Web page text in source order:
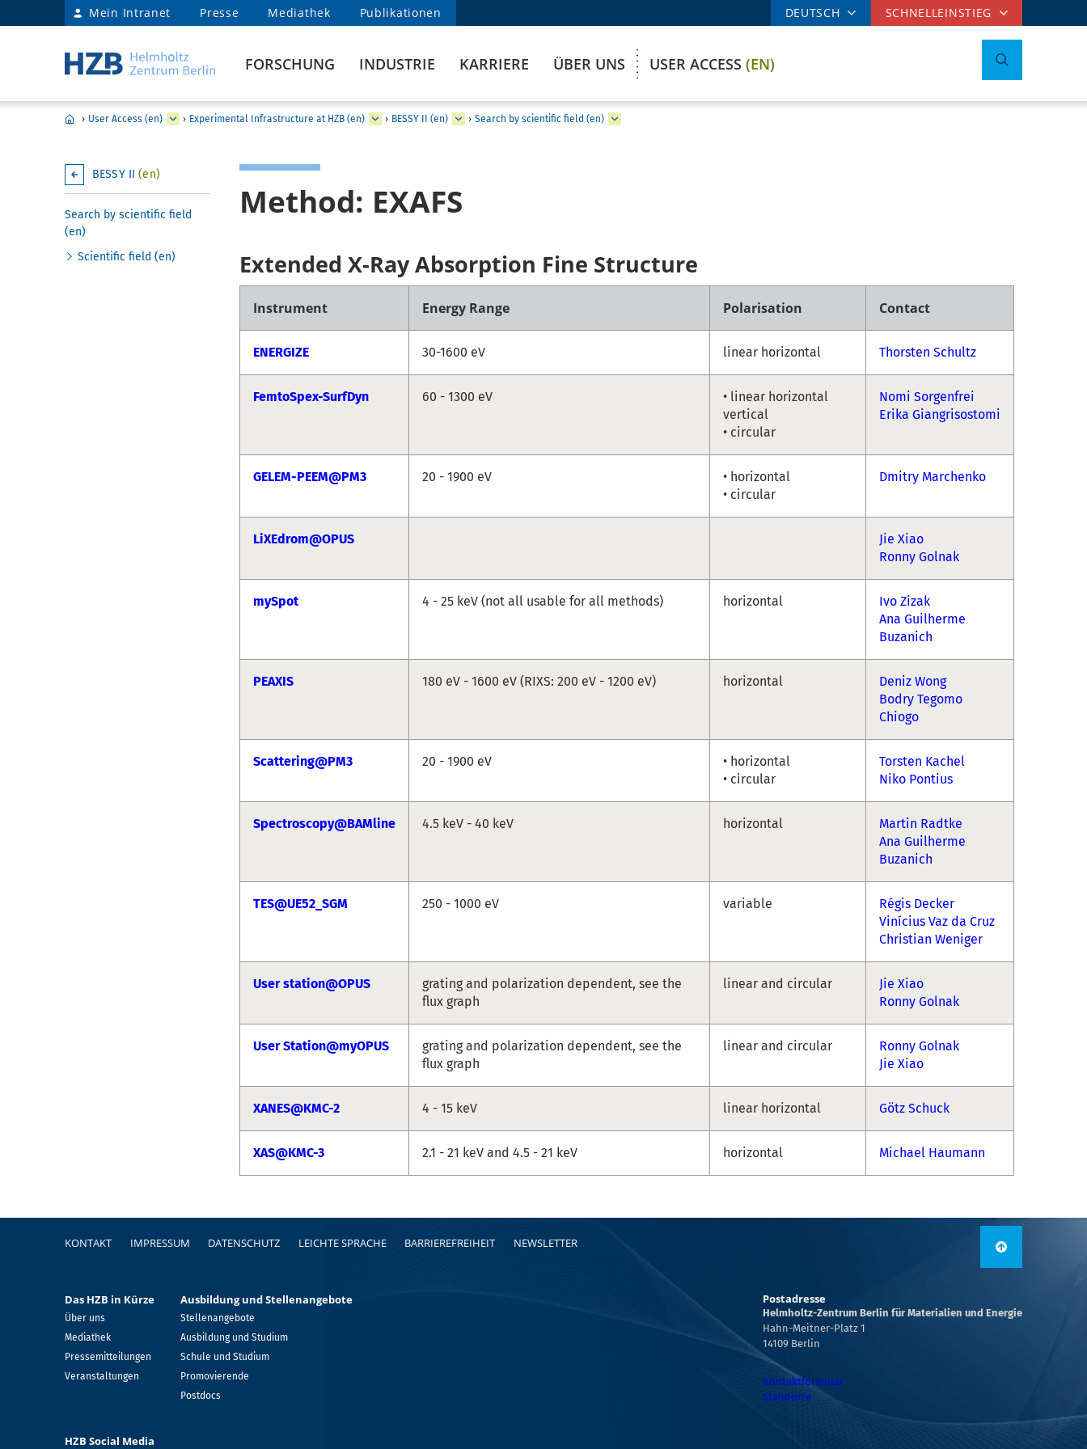
Mein Intranet Presse Mediathek Publikationen DEUTSCH SCHNELLEINSTIEG
FORSCHUNG INDUSTRIE KARRIERE ÜBER UNS USER ACCESS (EN)
› User Access (en) › Experimental Infrastructure at HZB (en) › BESSY II (en) › Search by scientific field (en)
BESSY II(en)
Search by scientific field
(en)
Scientific field (en)
Method: EXAFS
Extended X-Ray Absorption Fine Structure
Instrument Energy Range Polarisation Contact
ENERGIZE 30-1600 eV linear horizontal Thorsten Schultz
FemtoSpex-SurfDyn 60 - 1300 eV
• linear horizontal
vertical
• circular
Nomi Sorgenfrei
Erika Giangrisostomi
GELEM-PEEM@PM3 20 - 1900 eV
• horizontal
• circular
Dmitry Marchenko
LiXEdrom@OPUS
Jie Xiao
Ronny Golnak
mySpot 4 - 25 keV (not all usable for all methods) horizontal
Ivo Zizak
Ana Guilherme
Buzanich
PEAXIS 180 eV - 1600 eV (RIXS: 200 eV - 1200 eV) horizontal
Deniz Wong
Bodry Tegomo
Chiogo
Scattering@PM3 20 - 1900 eV
• horizontal
• circular
Torsten Kachel
Niko Pontius
Spectroscopy@BAMline 4.5 keV - 40 keV horizontal
Martin Radtke
Ana Guilherme
Buzanich
TES@UE52_SGM 250 - 1000 eV variable
Régis Decker
Vinícius Vaz da Cruz
Christian Weniger
User station@OPUS
grating and polarization dependent, see the
flux graph
linear and circular
Jie Xiao
Ronny Golnak
User Station@myOPUS
grating and polarization dependent, see the
flux graph
linear and circular
Ronny Golnak
Jie Xiao
XANES@KMC-2 4 - 15 keV linear horizontal Götz Schuck
XAS@KMC-3 2.1 - 21 keV and 4.5 - 21 keV horizontal Michael Haumann
Fußzeile
KONTAKT IMPRESSUM DATENSCHUTZ LEICHTE SPRACHE BARRIEREFREIHEIT NEWSLETTER
Das HZB in Kürze
Über uns
Mediathek
Pressemitteilungen
Veranstaltungen
Ausbildung und Stellenangebote
Stellenangebote
Ausbildung und Studium
Schule und Studium
Promovierende
Postdocs
Postadresse
Helmholtz-Zentrum Berlin für Materialien und Energie
Hahn-Meitner-Platz 1
14109 Berlin
Kontaktformular
Standorte
HZB Social Media